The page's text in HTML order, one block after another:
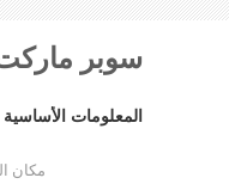
سوبر ماركت
المعلومات الأساسية
مكان